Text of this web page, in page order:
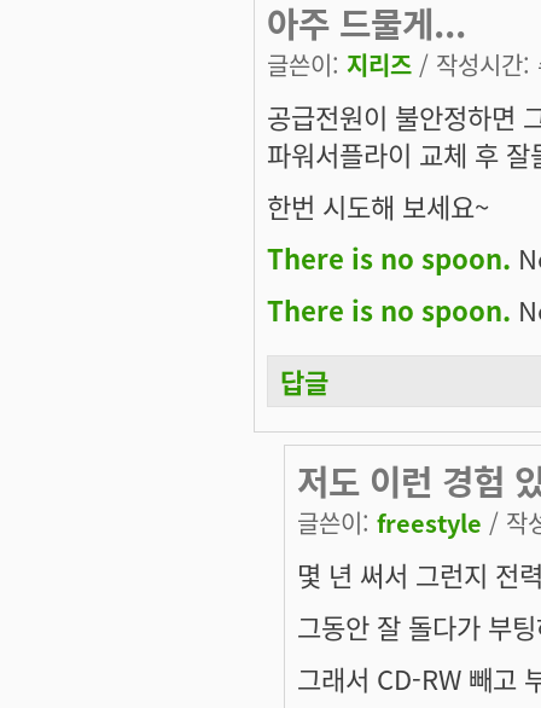
아주 드물게...
글쓴이: 지리즈 / 작성시간
공급전원이 불안정하면
파워서플라이 교체 후
한번 시도해 보세요~
There is no spoon.
There is no spoon.
답글
저도 이런 경험
글쓴이: freestyle / 작
몇 년 써서 그런지 전
그동안 잘 돌다가 부
그래서 CD-RW 빼고